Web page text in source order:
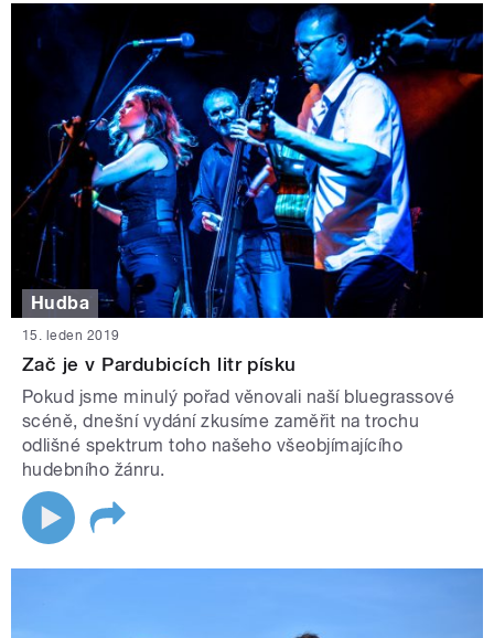
Hudba
15. leden 2019
Zač je v Pardubicích litr písku
Pokud jsme minulý pořad věnovali naší bluegrassové
scéně, dnešní vydání zkusíme zaměřit na trochu
odlišné spektrum toho našeho všeobjímajícího
hudebního žánru.